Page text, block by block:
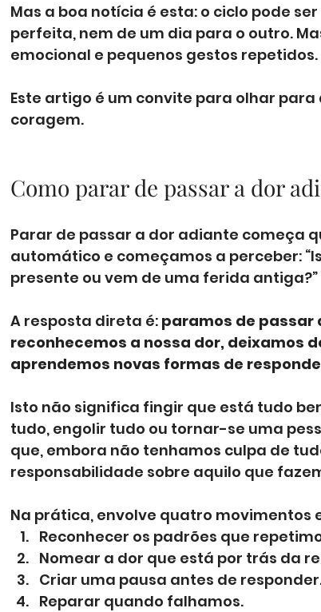
Mas a boa notícia é esta: o ciclo pode
perfeita, nem de um dia para o outro.
emocional e pequenos gestos repetidos.
Este artigo é um convite para olhar
coragem.
Como parar de passar a dor
Parar de passar a dor adiante começa
automático e começamos a perceber:
presente ou vem de uma ferida antiga?”
A resposta direta é: paramos de passar
reconhecemos a nossa dor, deixamos
aprendemos novas formas de
Isto não significa fingir que está tudo
tudo, engolir tudo ou tornar-se uma
que, embora não tenhamos culpa de
responsabilidade sobre aquilo que
Na prática, envolve quatro movimentos
Reconhecer os padrões que
Nomear a dor que está por trás da
Criar uma pausa antes de
Reparar quando falhamos.